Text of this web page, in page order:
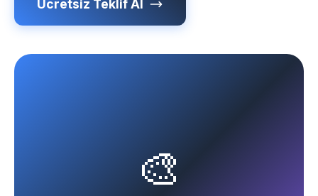
Ücretsiz Teklif Al
🎨